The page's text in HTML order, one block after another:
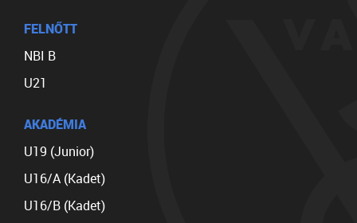
FELNŐTT
NBI B
U21
AKADÉMIA
U19 (Junior)
U16/A (Kadet)
U16/B (Kadet)